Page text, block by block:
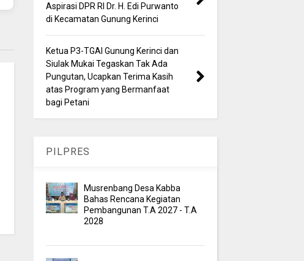
Aspirasi DPR RI Dr. H. Edi Purwanto
di Kecamatan Gunung Kerinci
Ketua P3-TGAI Gunung Kerinci dan
Siulak Mukai Tegaskan Tak Ada
Pungutan, Ucapkan Terima Kasih
atas Program yang Bermanfaat
bagi Petani
PILPRES
Musrenbang Desa Kabba
Bahas Rencana Kegiatan
Pembangunan T.A 2027 - T.A
2028